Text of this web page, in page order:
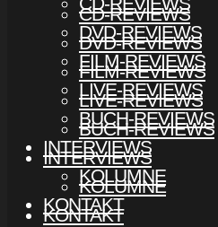
DVD-REVIEWS
FILM-REVIEWS
LIVE-REVIEWS
BUCH-REVIEWS
INTERVIEWS
KOLUMNE
KONTAKT
CD-REVIEWS
DVD-REVIEWS
FILM-REVIEWS
LIVE-REVIEWS
BUCH-REVIEWS
INTERVIEWS
KOLUMNE
KONTAKT